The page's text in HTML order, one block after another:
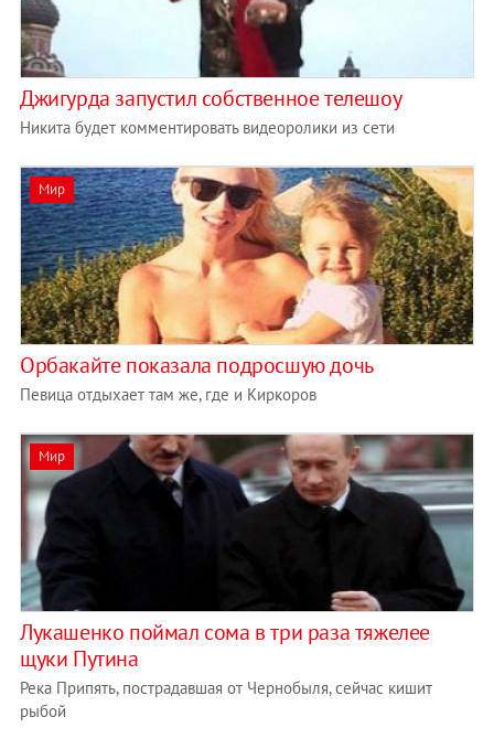
Джигурда запустил собственное телешоу
Никита будет комментировать видеоролики из сети
Мир
Орбакайте показала подросшую дочь
Певица отдыхает там же, где и Киркоров
Мир
Лукашенко поймал сома в три раза тяжелее
щуки Путина
Река Припять, пострадавшая от Чернобыля, сейчас кишит
рыбой